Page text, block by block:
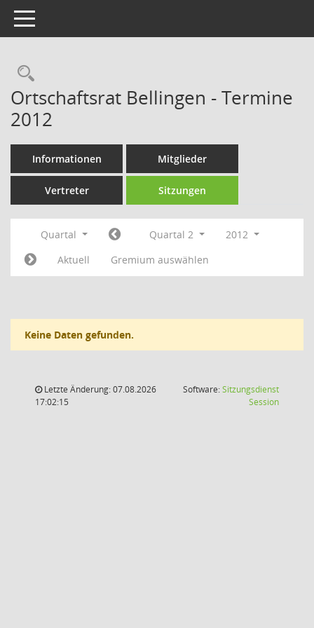
Toggle navigation
Rechercheauswahl
Ortschaftsrat Bellingen - Termine
2012
Informationen Mitglieder
Vertreter Sitzungen
Quartal Quartal 2
2012
Aktuell
Gremium auswählen
Keine Daten gefunden.
Letzte Änderung: 07.08.2026
17:02:15
Software:Sitzungsdienst
Session(Wird in